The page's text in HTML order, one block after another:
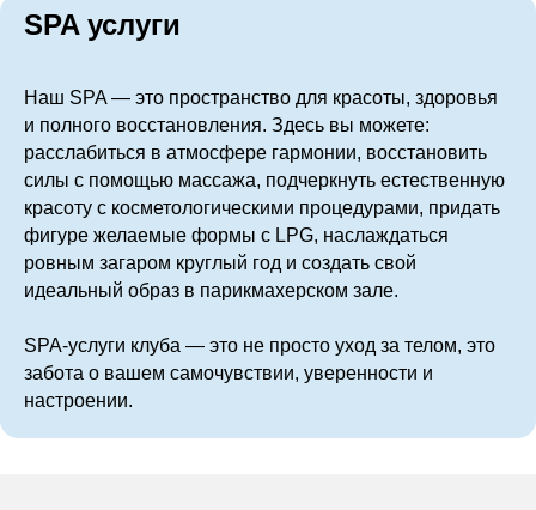
SPA услуги
Наш SPA — это пространство для красоты, здоровья
и полного восстановления. Здесь вы можете:
расслабиться в атмосфере гармонии, восстановить
силы с помощью массажа, подчеркнуть естественную
красоту с косметологическими процедурами, придать
фигуре желаемые формы с LPG, наслаждаться
ровным загаром круглый год и создать свой
идеальный образ в парикмахерском зале.
SPA-услуги клуба — это не просто уход за телом, это
забота о вашем самочувствии, уверенности и
настроении.